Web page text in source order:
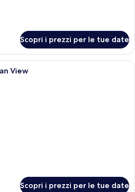
Scopri i prezzi per le tue date
Una camera d'albergo moderna con
View
Scopri i prezzi per le tue date